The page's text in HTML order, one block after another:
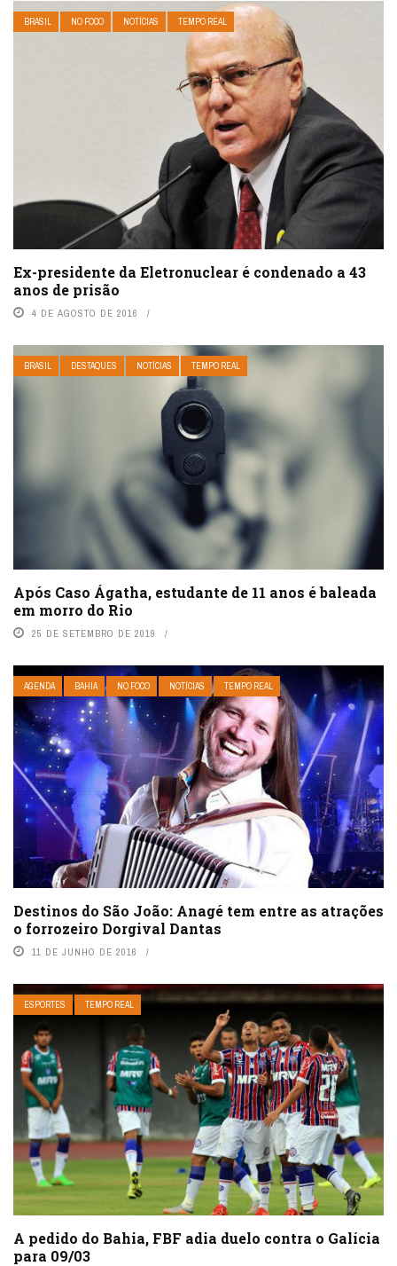
BRASIL NO FOCO NOTÍCIAS TEMPO REAL
Ex-presidente da Eletronuclear é condenado a 43
anos de prisão
4 DE AGOSTO DE 2016
BRASIL DESTAQUES NOTÍCIAS TEMPO REAL
Após Caso Ágatha, estudante de 11 anos é baleada
em morro do Rio
25 DE SETEMBRO DE 2019
AGENDA BAHIA NO FOCO NOTÍCIAS TEMPO REAL
Destinos do São João: Anagé tem entre as atrações
o forrozeiro Dorgival Dantas
11 DE JUNHO DE 2016
ESPORTES TEMPO REAL
A pedido do Bahia, FBF adia duelo contra o Galícia
para 09/03